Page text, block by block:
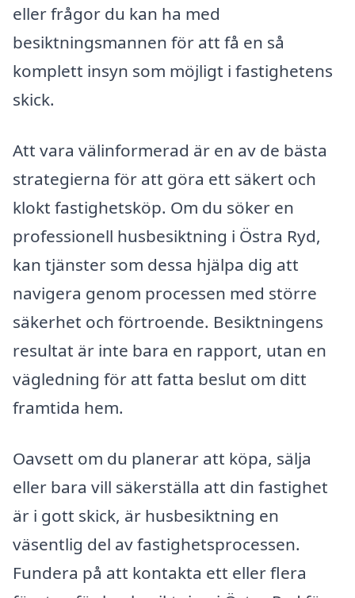
eller frågor du kan ha med
besiktningsmannen för att få en så
komplett insyn som möjligt i fastighetens
skick.
Att vara välinformerad är en av de bästa
strategierna för att göra ett säkert och
klokt fastighetsköp. Om du söker en
professionell husbesiktning i Östra Ryd,
kan tjänster som dessa hjälpa dig att
navigera genom processen med större
säkerhet och förtroende. Besiktningens
resultat är inte bara en rapport, utan en
vägledning för att fatta beslut om ditt
framtida hem.
Oavsett om du planerar att köpa, sälja
eller bara vill säkerställa att din fastighet
är i gott skick, är husbesiktning en
väsentlig del av fastighetsprocessen.
Fundera på att kontakta ett eller flera